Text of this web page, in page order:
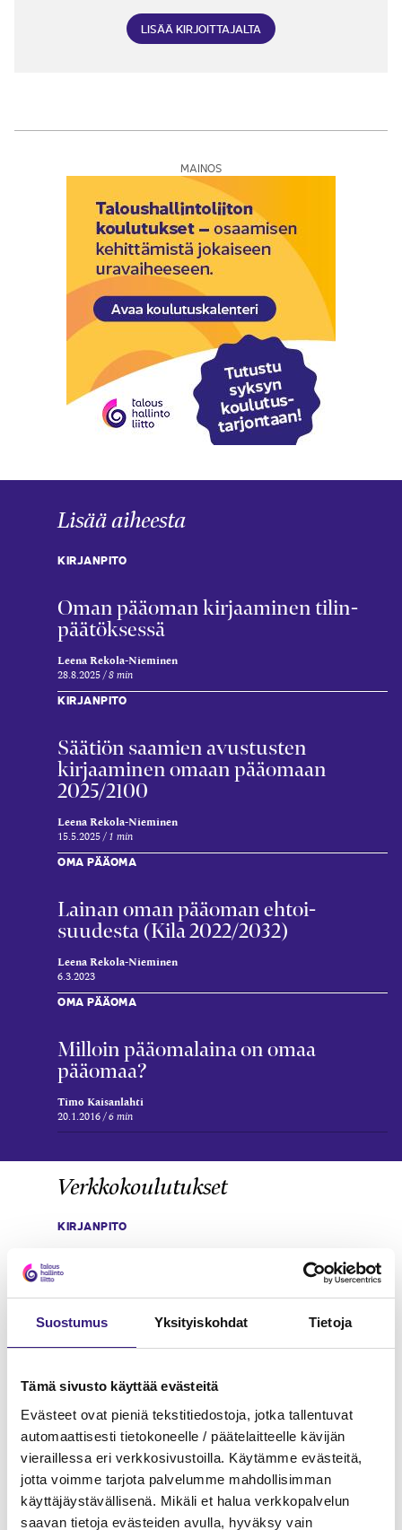
Suostumus Yksityiskohdat Tietoja
Tämä sivusto käyttää evästeitä
Evästeet ovat pieniä tekstitiedostoja, jotka tallentuvat
automaattisesti tietokoneelle / päätelaitteelle kävijän
vieraillessa eri verkkosivustoilla. Käytämme evästeitä,
jotta voimme tarjota palvelumme mahdollisimman
käyttäjäystävällisenä. Mikäli et halua verkkopalvelun
saavan tietoja evästeiden avulla, hyväksy vain
LISÄÄ KIRJOITTAJALTA
MAINOS
Lisää aiheesta
KIRJANPITO
Oman pää­oman kirjaaminen tilin­
päätöksessä
Leena Rekola-Nieminen
28.8.2025 8 min
KIRJANPITO
Säätiön saamien avustusten
kirjaaminen omaan pääomaan
2025/2100
Leena Rekola-Nieminen
15.5.2025 1 min
OMA PÄÄOMA
Lainan oman pää­oman ehtoi­
suudesta (Kila 2022/2032)
Leena Rekola-Nieminen
6.3.2023
OMA PÄÄOMA
Milloin pääomalaina on omaa
pääomaa?
Timo Kaisanlahti
20.1.2016 6 min
Verkkokoulutukset
KIRJANPITO
Kirjanpitäjän top 10